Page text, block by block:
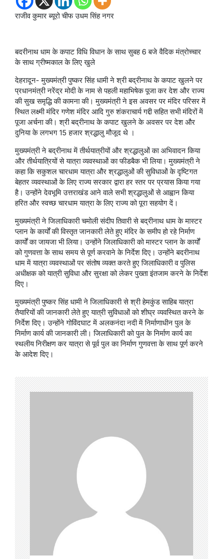
राजीव कुमार ब्यूरो चीफ उधम सिंह नगर
बदरीनाथ धाम के कपाट विधि विधान के साथ सुबह 6 बजे वैदिक मंत्रोच्चार
के साथ ग्रीष्मकाल के लिए खुले
देहरादून- मुख्यमंत्री पुष्कर सिंह धामी ने श्री बद्रीनाथ के कपाट खुलने पर
प्रधानमंत्री नरेंद्र मोदी के नाम से पहली महाभिषेक पूजा कर देश और राज्य
की सुख समृद्धि की कामना की। मुख्यमंत्री ने इस अवसर पर मंदिर परिसर में
स्थित लक्ष्मी मंदिर गणेश मंदिर आदि गुरु शंकराचार्य गद्दी सहित सभी मंदिरों में
पूजा अर्चना की। श्री बद्रीनाथ के कपाट खुलने के अवसर पर देश और
दुनिया के लगभग 15 हजार श्रद्धालु मौजूद थे ।
मुख्यमंत्री ने बद्रीनाथ में तीर्थयात्रीयों और श्रद्धालुओं का अभिवादन किया
और तीर्थयात्रियों से यात्रा व्यवस्थाओं का फीडबैक भी लिया। मुख्यमंत्री ने
कहा कि सकुशल चारधाम यात्रा और श्रद्धालुओं की सुविधाओं के दृष्टिगत
बेहतर व्यवस्थाओं के लिए राज्य सरकार द्वारा हर स्तर पर प्रयास किया गया
है। उन्होंने देवभूमि उत्तराखंड आने वाले सभी श्रद्धालुओं से आह्वान किया
हरित और स्वच्छ चारधाम यात्रा के लिए राज्य को पूरा सहयोग दें।
मुख्यमंत्री ने जिलाधिकारी चमोली संदीप तिवारी से बद्रीनाथ धाम के मास्टर
प्लान के कार्यों की विस्तृत जानकारी लेते हुए मंदिर के समीप हो रहे निर्माण
कार्यों का जायजा भी लिया। उन्होंने जिलाधिकारी को मास्टर प्लान के कार्यों
को गुणवत्ता के साथ समय से पूर्ण करवाने के निर्देश दिए। उन्होंने बदरीनाथ
धाम में यात्रा व्यवस्थाओं पर संतोष व्यक्त करते हुए जिलाधिकारी व पुलिस
अधीक्षक को यात्री सुविधा और सुरक्षा को लेकर पुख्ता इंतजाम करने के निर्देश
दिए।
मुख्यमंत्री पुष्कर सिंह धामी ने जिलाधिकारी से श्री हेमकुंड साहिब यात्रा
तैयारियों की जानकारी लेते हुए यात्री सुविधाओं को शीघ्र व्यवस्थित करने के
निर्देश दिए। उन्होंने गोविंदघाट में अलकनंदा नदी में निर्माणाधीन पुल के
निर्माण कार्य की जानकारी ली। जिलाधिकारी को पुल के निर्माण कार्य का
स्थलीय निरीक्षण कर यात्रा से पूर्व पुल का निर्माण गुणवत्ता के साथ पूर्ण करने
के आदेश दिए।